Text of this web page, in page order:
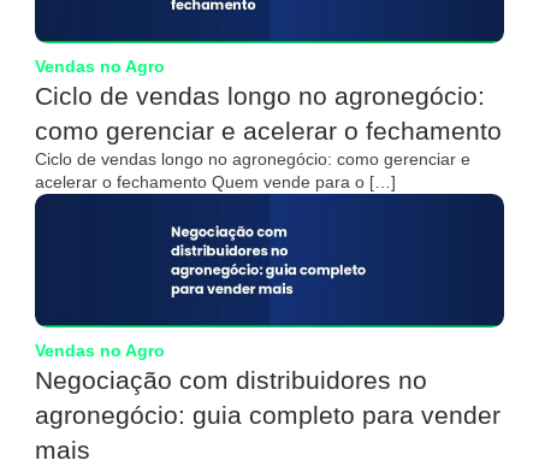
Vendas no Agro
Ciclo de vendas longo no agronegócio:
como gerenciar e acelerar o fechamento
Ciclo de vendas longo no agronegócio: como gerenciar e
acelerar o fechamento Quem vende para o […]
Vendas no Agro
Negociação com distribuidores no
agronegócio: guia completo para vender
mais